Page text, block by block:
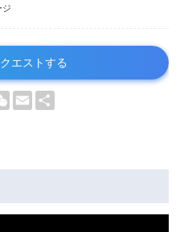
エストする
WeChat
Email